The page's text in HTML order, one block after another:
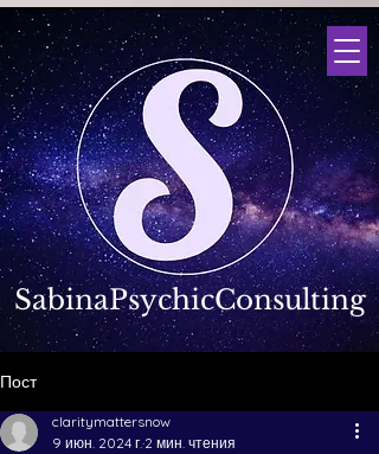
SabinaPsychicConsulting
Пост
claritymattersnow
9 июн. 2024 г. 2 мин. чтения